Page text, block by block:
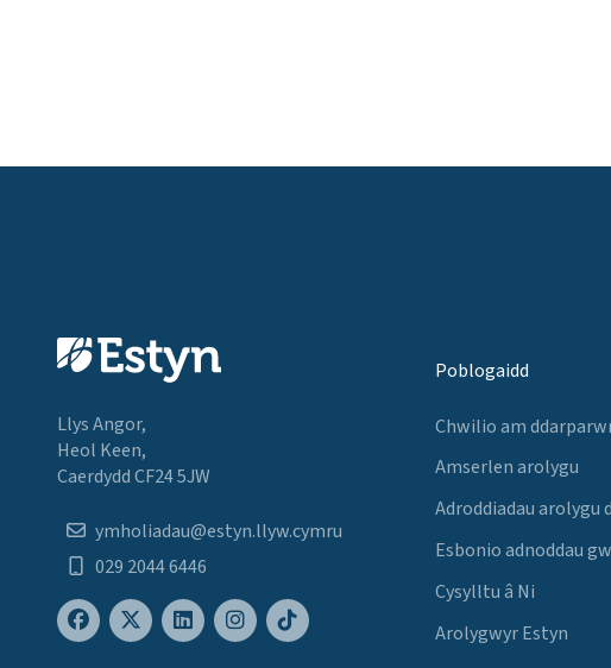
Llys Angor,
Heol Keen,
Caerdydd CF24 5JW
ymholiadau@estyn.llyw.cymru
029 2044 6446
Poblogaidd
Chwilio am
Amserlen arolygu
Adroddiadau arolygu
Esbonio adnoddau
Cysylltu â Ni
Arolygwyr Estyn